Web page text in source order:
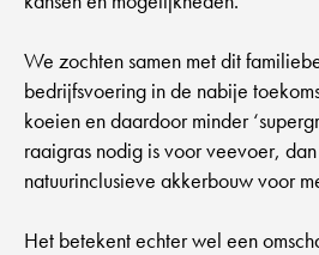
We zochten samen met dit
bedrijfsvoering in de nabije
koeien en daardoor minder
raaigras nodig is voor veevoer,
natuurinclusieve akkerbouw voor
Het betekent echter wel een